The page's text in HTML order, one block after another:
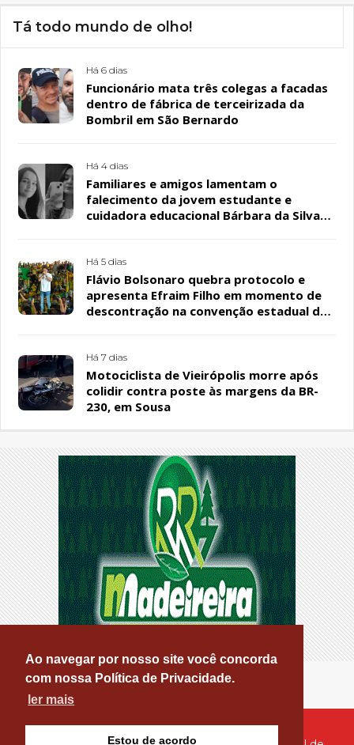
Ao navegar por nosso site você concorda
com nossa Política de Privacidade.
ler mais
Estou de acordo
Tá todo mundo de olho!
Há 6 dias
Funcionário mata três colegas a facadas
dentro de fábrica de terceirizada da
Bombril em São Bernardo
Há 4 dias
Familiares e amigos lamentam o
falecimento da jovem estudante e
cuidadora educacional Bárbara da Silva
Há 5 dias
Flávio Bolsonaro quebra protocolo e
apresenta Efraim Filho em momento de
descontração na convenção estadual do
Há 7 dias
Motociclista de Vieirópolis morre após
colidir contra poste às margens da BR-
230, em Sousa